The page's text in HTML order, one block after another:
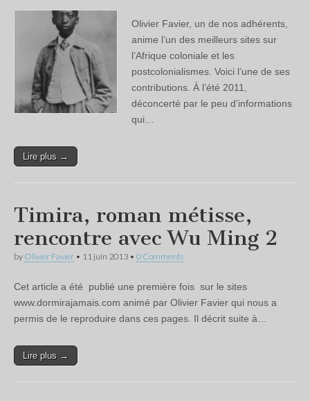
Olivier Favier, un de nos adhérents,
anime l’un des meilleurs sites sur
l’Afrique coloniale et les
postcolonialismes. Voici l’une de ses
contributions. À l’été 2011,
déconcerté par le peu d’informations
qui…
Lire plus →
Timira, roman métisse,
rencontre avec Wu Ming 2
by Olivier Favier • 11 juin 2013 • 0 Comments
Cet article a été publié une première fois sur le sites
www.dormirajamais.com animé par Olivier Favier qui nous a
permis de le reproduire dans ces pages. Il décrit suite à…
Lire plus →